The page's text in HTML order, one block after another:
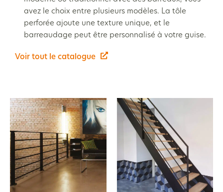
avez le choix entre plusieurs modèles. La tôle
perforée ajoute une texture unique, et le
barreaudage peut être personnalisé à votre guise.
Voir tout le catalogue